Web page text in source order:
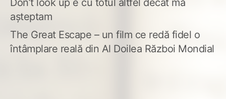
așteptam
The Great Escape – un film ce redă fidel o
întâmplare reală din Al Doilea Război Mondial